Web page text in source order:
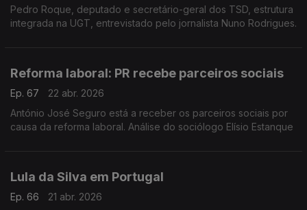
Pedro Roque, deputado e secretário-geral dos TSD, estrutura
integrada na UGT, entrevistado pelo jornalista Nuno Rodrigues.
Reforma laboral: PR recebe parceiros sociais
Ep. 67
22 abr. 2026
António José Seguro está a receber os parceiros sociais por
causa da reforma laboral. Análise do sociólogo Elísio Estanque
Lula da Silva em Portugal
Ep. 66
21 abr. 2026